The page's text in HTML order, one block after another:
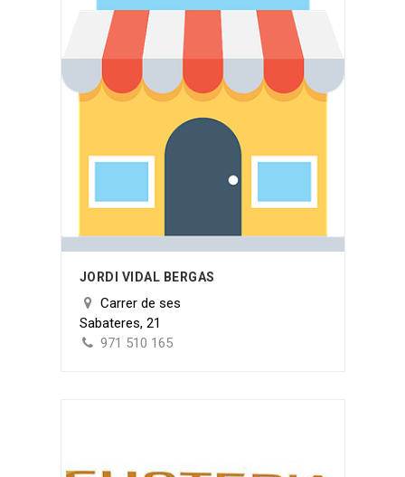
JORDI VIDAL BERGAS
Carrer de ses
Sabateres, 21
971 510 165